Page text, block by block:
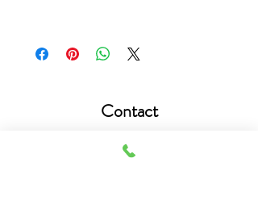
Contact
+216 55 555 533